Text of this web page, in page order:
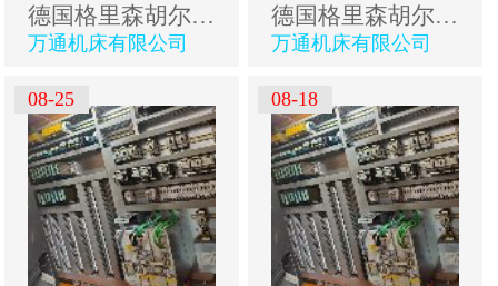
德国格里森胡尔特数控五轴剃齿机
万通机床有限公司
德国格里森胡尔特数控五轴剃齿机
万通机床有限公司
08-25 08-18